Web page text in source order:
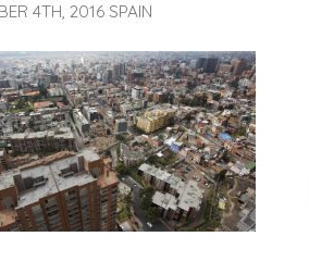
4TH, 2016 SPAIN